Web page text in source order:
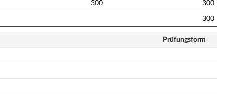
300 300
300
Prüfungsform